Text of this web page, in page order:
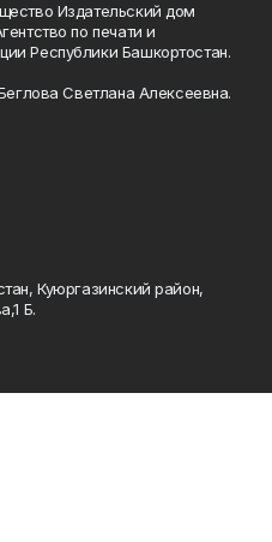
Издательский дом
по печати и
Республики Башкортостан.
Светлана Алексеевна.
Куюргазинский район,
Б.